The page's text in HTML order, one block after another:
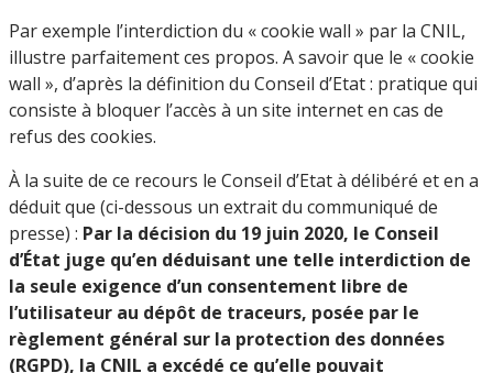
Par exemple l’interdiction du « cookie wall » par la CNIL,
illustre parfaitement ces propos. A savoir que le « cookie
wall », d’après la définition du Conseil d’Etat : pratique qui
consiste à bloquer l’accès à un site internet en cas de
refus des cookies.
À la suite de ce recours le Conseil d’Etat à délibéré et en a
déduit que (ci-dessous un extrait du communiqué de
presse) : Par la décision du 19 juin 2020, le Conseil
d’État juge qu’en déduisant une telle interdiction de
la seule exigence d’un consentement libre de
l’utilisateur au dépôt de traceurs, posée par le
règlement général sur la protection des données
(RGPD), la CNIL a excédé ce qu’elle pouvait